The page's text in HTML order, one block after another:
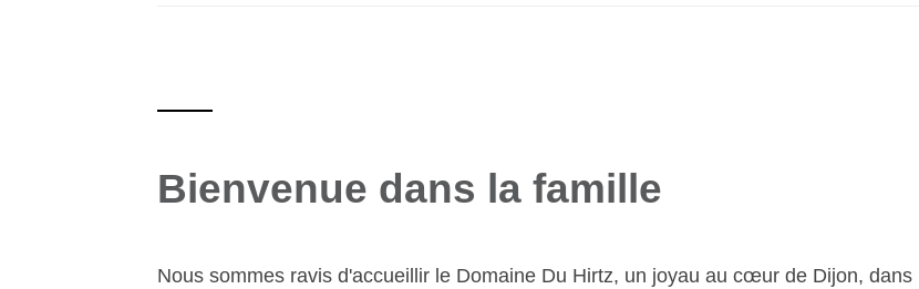
Bienvenue dans la famille
Nous sommes ravis d'accueillir le Domaine Du Hirtz, un joyau au cœur de Dijon, dans